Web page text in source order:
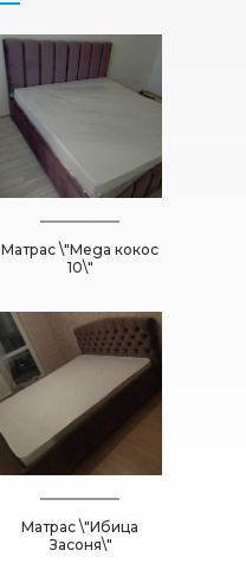
Матрас \"Mega кокос
10\"
Матрас \"Ибица
Засоня\"